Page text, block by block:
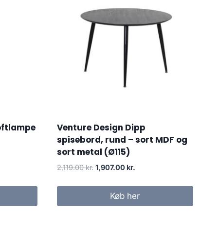
Venture Design Dipp
spisebord, rund – sort MDF og
sort metal (Ø115)
2,119.00kr. 1,907.00 kr.
Køb her